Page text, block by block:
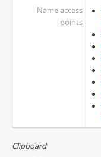
Name access
points
Clipboard